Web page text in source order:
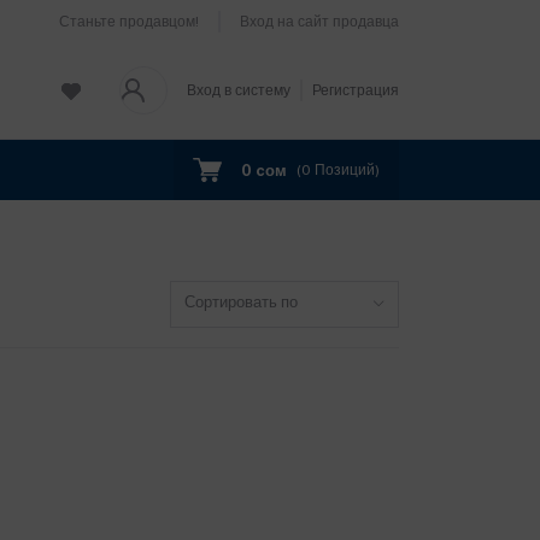
Станьте продавцом! Вход на сайт продавца
Вход в систему Регистрация
0 cом (0 Позиций)
Сортировать по